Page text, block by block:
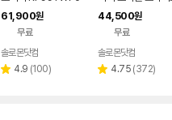
DVD 화이트 외장OD
D CD DVD 리핑 안드
로이드
61,900원
무료
페이
솔로몬닷컴
별 4.9 리
(100)
데스크탑 노트북 CD
DVD
44,500원
무료
솔로몬닷컴
별 4.75 리
(372)